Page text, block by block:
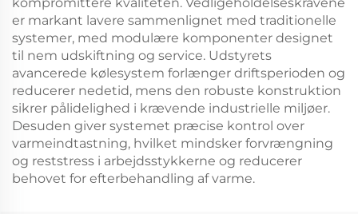
er markant lavere sammenlignet med traditionelle
systemer, med modulære komponenter designet
til nem udskiftning og service. Udstyrets
avancerede kølesystem forlænger driftsperioden og
reducerer nedetid, mens den robuste konstruktion
sikrer pålidelighed i krævende industrielle miljøer.
Desuden giver systemet præcise kontrol over
varmeindtastning, hvilket mindsker forvrængning
og reststress i arbejdsstykkerne og reducerer
behovet for efterbehandling af varme.